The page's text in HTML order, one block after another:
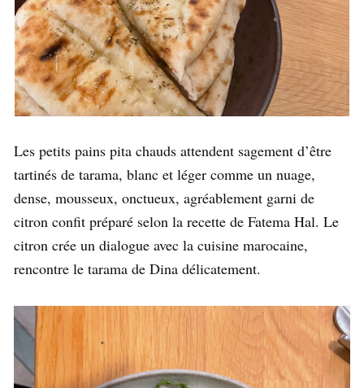
Les petits pains pita chauds attendent sagement d’être
tartinés de tarama, blanc et léger comme un nuage,
dense, mousseux, onctueux, agréablement garni de
citron confit préparé selon la recette de Fatema Hal. Le
citron crée un dialogue avec la cuisine marocaine,
rencontre le tarama de Dina délicatement.